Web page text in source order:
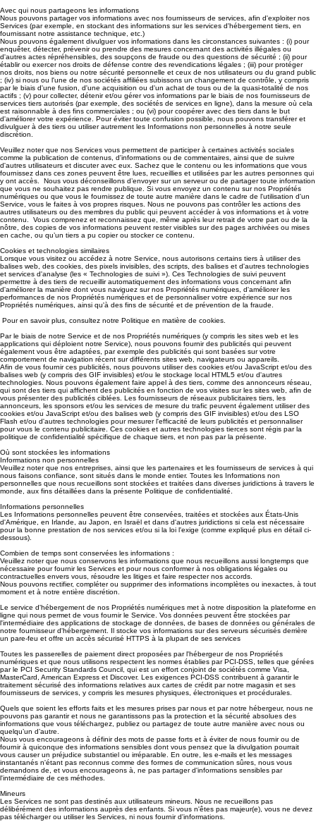
Avec qui nous partageons les informations
Nous pouvons partager vos informations avec nos fournisseurs de services, afin d'exploiter nos
Services (par exemple, en stockant des informations sur les services d'hébergement tiers, en
fournissant notre assistance technique, etc.)
Nous pouvons également divulguer vos informations dans les circonstances suivantes : (i) pour
enquêter, détecter, prévenir ou prendre des mesures concernant des activités illégales ou
d'autres actes répréhensibles, des soupçons de fraude ou des questions de sécurité ; (ii) pour
établir ou exercer nos droits de défense contre des revendications légales ; (iii) pour protéger
nos droits, nos biens ou notre sécurité personnelle et ceux de nos utilisateurs ou du grand public
; (iv) si nous ou l'une de nos sociétés affiliées subissons un changement de contrôle, y compris
par le biais d'une fusion, d'une acquisition ou d'un achat de tous ou de la quasi-totalité de nos
actifs ; (v) pour collecter, détenir et/ou gérer vos informations par le biais de nos fournisseurs de
services tiers autorisés (par exemple, des sociétés de services en ligne), dans la mesure où cela
est raisonnable à des fins commerciales ; ou (vi) pour coopérer avec des tiers dans le but
d'améliorer votre expérience. Pour éviter toute confusion possible, nous pouvons transférer et
divulguer à des tiers ou utiliser autrement les Informations non personnelles à notre seule
discrétion.
Veuillez noter que nos Services vous permettent de participer à certaines activités sociales
comme la publication de contenus, d'informations ou de commentaires, ainsi que de suivre
d'autres utilisateurs et discuter avec eux. Sachez que le contenu ou les informations que vous
fournissez dans ces zones peuvent être lues, recueillies et utilisées par les autres personnes qui
y ont accès. Nous vous déconseillons d’envoyer sur un serveur ou de partager toute information
que vous ne souhaitez pas rendre publique. Si vous envoyez un contenu sur nos Propriétés
numériques ou que vous le fournissez de toute autre manière dans le cadre de l'utilisation d'un
Service, vous le faites à vos propres risques. Nous ne pouvons pas contrôler les actions des
autres utilisateurs ou des membres du public qui peuvent accéder à vos informations et à votre
contenu. Vous comprenez et reconnaissez que, même après leur retrait de votre part ou de la
nôtre, des copies de vos informations peuvent rester visibles sur des pages archivées ou mises
en cache, ou qu’un tiers a pu copier ou stocker ce contenu.
Cookies et technologies similaires
Lorsque vous visitez ou accédez à notre Service, nous autorisons certains tiers à utiliser des
balises web, des cookies, des pixels invisibles, des scripts, des balises et d'autres technologies
et services d'analyse (les « Technologies de suivi »). Ces Technologies de suivi peuvent
permettre à des tiers de recueillir automatiquement des informations vous concernant afin
d'améliorer la manière dont vous naviguez sur nos Propriétés numériques, d'améliorer les
performances de nos Propriétés numériques et de personnaliser votre expérience sur nos
Propriétés numériques, ainsi qu'à des fins de sécurité et de prévention de la fraude.
Pour en savoir plus, consultez notre Politique en matière de cookies.
Par le biais de notre Service et de nos Propriétés numériques (y compris les sites web et les
applications qui déploient notre Service), nous pouvons fournir des publicités qui peuvent
également vous être adaptées, par exemple des publicités qui sont basées sur votre
comportement de navigation récent sur différents sites web, navigateurs ou appareils.
Afin de vous fournir ces publicités, nous pouvons utiliser des cookies et/ou JavaScript et/ou des
balises web (y compris des GIF invisibles) et/ou le stockage local HTML5 et/ou d'autres
technologies. Nous pouvons également faire appel à des tiers, comme des annonceurs réseau,
qui sont des tiers qui affichent des publicités en fonction de vos visites sur les sites web, afin de
vous présenter des publicités ciblées. Les fournisseurs de réseaux publicitaires tiers, les
annonceurs, les sponsors et/ou les services de mesure du trafic peuvent également utiliser des
cookies et/ou JavaScript et/ou des balises web (y compris des GIF invisibles) et/ou des LSO
Flash et/ou d'autres technologies pour mesurer l'efficacité de leurs publicités et personnaliser
pour vous le contenu publicitaire. Ces cookies et autres technologies tierces sont régis par la
politique de confidentialité spécifique de chaque tiers, et non pas par la présente.
Où sont stockées les informations
Informations non personnelles
Veuillez noter que nos entreprises, ainsi que les partenaires et les fournisseurs de services à qui
nous faisons confiance, sont situés dans le monde entier. Toutes les Informations non
personnelles que nous recueillons sont stockées et traitées dans diverses juridictions à travers le
monde, aux fins détaillées dans la présente Politique de confidentialité.
Informations personnelles
Les Informations personnelles peuvent être conservées, traitées et stockées aux États-Unis
d'Amérique, en Irlande, au Japon, en Israël et dans d'autres juridictions si cela est nécessaire
pour la bonne prestation de nos services et/ou si la loi l'exige (comme expliqué plus en détail ci-
dessous).
Combien de temps sont conservées les informations :
Veuillez noter que nous conservons les informations que nous recueillons aussi longtemps que
nécessaire pour fournir les Services et pour nous conformer à nos obligations légales ou
contractuelles envers vous, résoudre les litiges et faire respecter nos accords.
Nous pouvons rectifier, compléter ou supprimer des informations incomplètes ou inexactes, à tout
moment et à notre entière discrétion.
Le service d'hébergement de nos Propriétés numériques met à notre disposition la plateforme en
ligne qui nous permet de vous fournir le Service. Vos données peuvent être stockées par
l'intermédiaire des applications de stockage de données, de bases de données ou générales de
notre fournisseur d'hébergement. Il stocke vos informations sur des serveurs sécurisés derrière
un pare-feu et offre un accès sécurisé HTTPS à la plupart de ses services
Toutes les passerelles de paiement direct proposées par l'hébergeur de nos Propriétés
numériques et que nous utilisons respectent les normes établies par PCI-DSS, telles que gérées
par le PCI Security Standards Council, qui est un effort conjoint de sociétés comme Visa,
MasterCard, American Express et Discover. Les exigences PCI-DSS contribuent à garantir le
traitement sécurisé des informations relatives aux cartes de crédit par notre magasin et ses
fournisseurs de services, y compris les mesures physiques, électroniques et procédurales.
Quels que soient les efforts faits et les mesures prises par nous et par notre hébergeur, nous ne
pouvons pas garantir et nous ne garantissons pas la protection et la sécurité absolues des
informations que vous téléchargez, publiez ou partagez de toute autre manière avec nous ou
quelqu’un d’autre.
Nous vous encourageons à définir des mots de passe forts et à éviter de nous fournir ou de
fournir à quiconque des informations sensibles dont vous pensez que la divulgation pourrait
vous causer un préjudice substantiel ou irréparable. En outre, les e-mails et les messages
instantanés n'étant pas reconnus comme des formes de communication sûres, nous vous
demandons de, et vous encourageons à, ne pas partager d'informations sensibles par
l'intermédiaire de ces méthodes.
Mineurs
Les Services ne sont pas destinés aux utilisateurs mineurs. Nous ne recueillons pas
délibérément des informations auprès des enfants. Si vous n'êtes pas majeur(e), vous ne devez
pas télécharger ou utiliser les Services, ni nous fournir d'informations.